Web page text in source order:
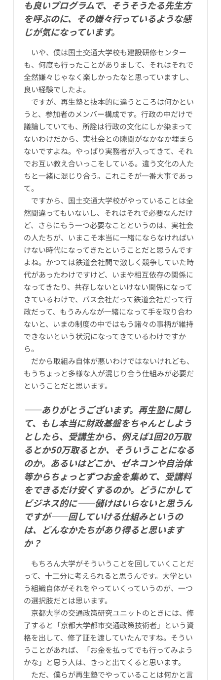
も良いプログラムで、そうそうたる先生方
を呼ぶのに、その嫌々行っているような感
じが気になっています。
いや、僕は国土交通大学校も建設研修センター
も、何度も行ったことがありまして、それはそれで
全然嫌々じゃなく楽しかったなと思っていますし、
良い経験でしたよ。
ですが、再生塾と抜本的に違うところは何かとい
うと、参加者のメンバー構成です。行政の中だけで
議論していても、所詮は行政の文化にしか染まって
ないわけだから、実社会との隙間がなかなか埋まら
ないですよね。やっぱり実務者が入ってきて、それ
でお互い教え合いっこをしている。違う文化の人た
ちと一緒に混じり合う。これこそが一番大事であっ
て。
ですから、国土交通大学校がやっていることは全
然間違ってもいないし、それはそれで必要なんだけ
ど、さらにもう一つ必要なことというのは、実社会
の人たちが、いまこそ本当に一緒にならなければい
けない時代になってきたということだと思うんです
よね。かつては鉄道会社間で激しく競争していた時
代があったわけですけど、いまや相互依存の関係に
なってきたり、共存しないといけない関係になって
きているわけで、バス会社だって鉄道会社だって行
政だって、もうみんなが一緒になって手を取り合わ
ないと、いまの制度の中ではもう諸々の事柄が維持
できないという状況になってきているわけですか
ら。
だから取組み自体が悪いわけではないけれども、
もうちょっと多様な人が混じり合う仕組みが必要だ
ということだと思います。
――ありがとうございます。再生塾に関し
て、もし本当に財政基盤をちゃんとしよう
としたら、受講生から、例えば1回20万取
るとか50万取るとか、そういうことになる
のか。あるいはどこか、ゼネコンや自治体
等からちょっとずつお金を集めて、受講料
をできるだけ安くするのか。どうにかして
ビジネス的に――儲けはいらないと思うん
ですが――回していける仕組みというの
は、どんなかたちがあり得ると思います
か？
もちろん大学がそういうことを回していくことだ
って、十二分に考えられると思うんです。大学とい
う組織自体がそれをやっていくっていうのが、一つ
の選択肢だとは思います。
京都大学の交通政策研究ユニットのときには、修
了すると「京都大学都市交通政策技術者」という資
格を出して、修了証を渡していたんですね。そうい
うことがあれば、「お金を払ってでも行ってみよう
かな」と思う人は、きっと出てくると思います。
ただ、僕らが再生塾でやっていることは何かと言